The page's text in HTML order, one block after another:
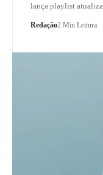
lança playlist
Redação2 Min Leitura